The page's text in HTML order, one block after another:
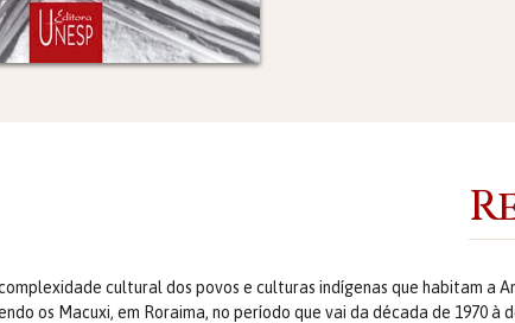
cultural dos povos e culturas indígenas que habitam a
os Macuxi, em Roraima, no período que vai da década de 1970